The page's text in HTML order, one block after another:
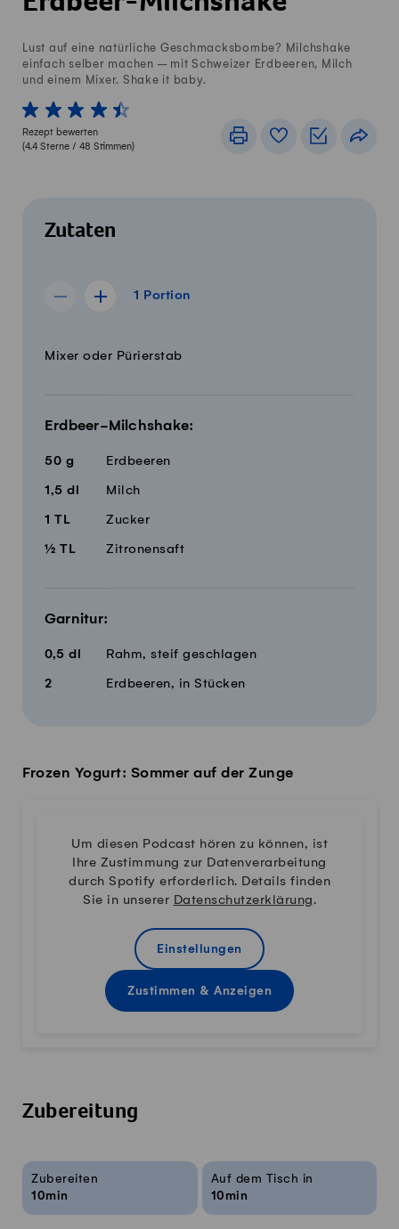
Lust auf eine natürliche Geschmacksbombe? Milchshake
einfach selber machen – mit Schweizer Erdbeeren, Milch
und einem Mixer. Shake it baby.
1 von 5 Sterne
2 von 5 Sterne
3 von 5 Sterne
4 von 5 Sterne
5 von 5 Sterne
Rezept bewerten
(4.4 Sterne / 48 Stimmen)
DruckenRezeptbuch
Zutaten
1 Portion
Rezept für 0 Portionen anzeigen
Rezept für 2 Portionen anzeigen
1 Portion
MengeZutaten
Mixer oder Pürierstab
Erdbeer-Milchshake:
50 g Erdbeeren
1,5 dl Milch
1 TL Zucker
½ TL Zitronensaft
Garnitur:
0,5 dl Rahm, steif geschlagen
2 Erdbeeren, in Stücken
Frozen Yogurt: Sommer auf der Zunge
Um diesen Podcast hören zu können, ist
Ihre Zustimmung zur Datenverarbeitung
durch Spotify erforderlich. Details finden
Sie in unserer Datenschutzerklärung.
Einstellungen
Zustimmen & Anzeigen
Zubereitung
Rezeptinfos
Zubereiten
10min
Auf dem Tisch in
10min